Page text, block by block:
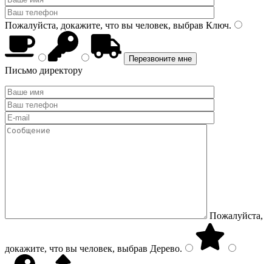
Пожалуйста, докажите, что вы человек, выбрав Ключ.
Письмо директору
Пожалуйста,
докажите, что вы человек, выбрав Дерево.